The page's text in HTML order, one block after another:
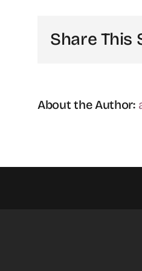
Share This
About the Author: